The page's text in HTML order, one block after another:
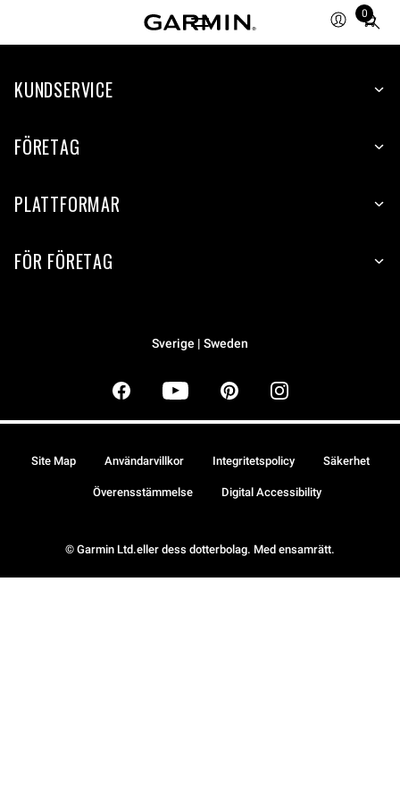
0
Total
items
cart:
KUNDSERVICE
FÖRETAG
PLATTFORMAR
FÖR FÖRETAG
Sverige | Sweden
© Garmin Ltd.eller dess dotterbolag. Med ensamrätt.
Site Map Användarvillkor Integritetspolicy Säkerhet
Överensstämmelse Digital Accessibility